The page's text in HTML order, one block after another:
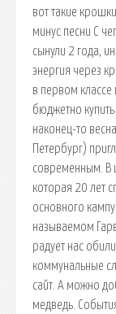
вот такие
минус песни С
сынули 2 года,
энергия через
в первом классе
бюджетно
наконец-то
Петербург)
современным. В
которая 20 лет
основного
называемом
радует нас
коммунальные
сайт. А можно
медведь.